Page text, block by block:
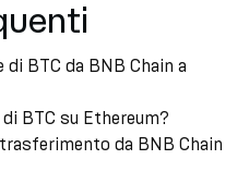
BTC da BNB Chain a
BTC su Ethereum?
da BNB Chain